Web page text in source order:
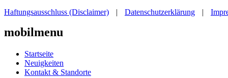
Haftungsausschluss (Disclaimer)
| Datenschutzerklärung |
mobilmenu
Startseite
Neuigkeiten
Kontakt & Standorte